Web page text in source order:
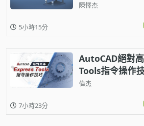
陳懌杰
5小時15分
AutoCAD絕對
Tools指令操作
至2027版)
偉杰
7小時23分